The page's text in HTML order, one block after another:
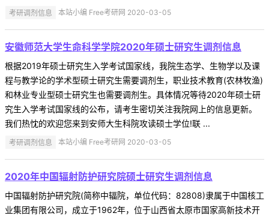
考研调剂信息 本站小编 Free考研网 2020-03-05
安徽师范大学生命科学学院2020年硕士研究生调剂信息
根据2019年硕士研究生入学考试国家线，我院生态学、生物学以及课
程与教学论的学术型硕士研究生需要调剂生，职业技术教育(农林牧渔)
和林业专业型硕士研究生也需要调剂生。具体情况等待2020年硕士研
究生入学考试国家线的公布，请考生密切关注我院网上的信息更新。
我们热忱的欢迎您来到安师大生科院攻读硕士学位!联 ...
考研调剂信息 本站小编 Free考研网 2020-03-05
2020年中国辐射防护研究院硕士研究生调剂信息
中国辐射防护研究院(简称中辐院，单位代码：82808)隶属于中国核工
业集团有限公司，成立于1962年，位于山西省太原市国家高新技术开